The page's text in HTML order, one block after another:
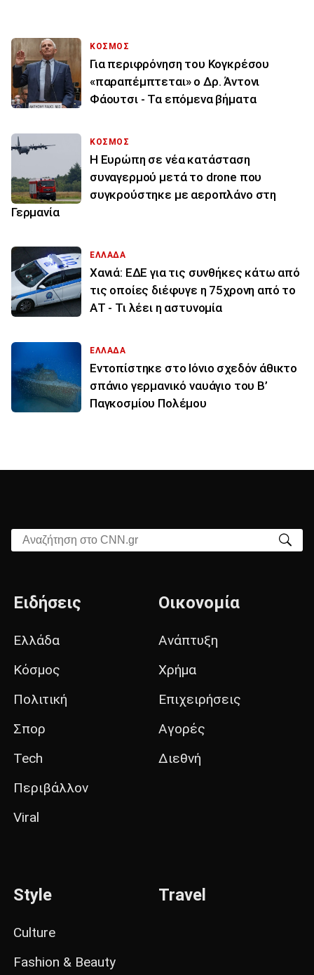
ΚΟΣΜΟΣ
Για περιφρόνηση του Κογκρέσου
«παραπέμπτεται» ο Δρ. Άντονι
Φάουτσι - Τα επόμενα βήματα
ΚΟΣΜΟΣ
Η Ευρώπη σε νέα κατάσταση
συναγερμού μετά το drone που
συγκρούστηκε με αεροπλάνο στη
Γερμανία
ΕΛΛΑΔΑ
Χανιά: ΕΔΕ για τις συνθήκες κάτω από
τις οποίες διέφυγε η 75χρονη από το
ΑΤ - Τι λέει η αστυνομία
ΕΛΛΑΔΑ
Εντοπίστηκε στο Ιόνιο σχεδόν άθικτο
σπάνιο γερμανικό ναυάγιο του Β’
Παγκοσμίου Πολέμου
Αναζήτηση στο CNN.gr
Ειδήσεις
Ελλάδα
Κόσμος
Πολιτική
Σπορ
Tech
Περιβάλλον
Viral
Οικονομία
Ανάπτυξη
Χρήμα
Επιχειρήσεις
Αγορές
Διεθνή
Style
Culture
Fashion & Beauty
Travel